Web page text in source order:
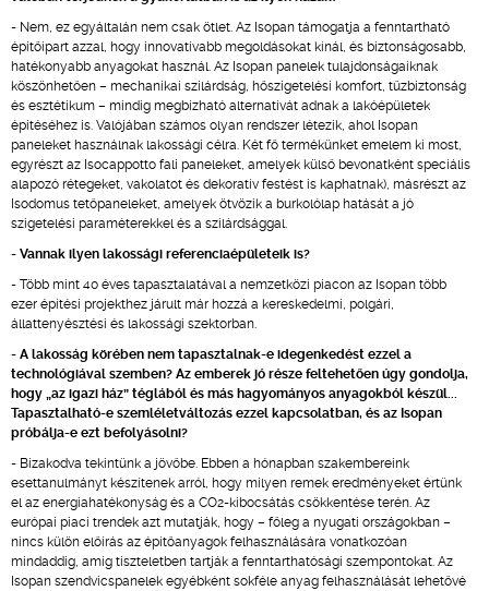
- Nem, ez egyáltalán nem csak ötlet. Az Isopan támogatja a fenntartható
építőipart azzal, hogy innovatívabb megoldásokat kínál, és biztonságosabb,
hatékonyabb anyagokat használ. Az Isopan panelek tulajdonságaiknak
köszönhetően – mechanikai szilárdság, hőszigetelési komfort, tűzbiztonság
és esztétikum – mindig megbízható alternatívát adnak a lakóépületek
építéséhez is. Valójában számos olyan rendszer létezik, ahol Isopan
paneleket használnak lakossági célra. Két fő termékünket emelem ki most,
egyrészt az Isocappotto fali paneleket, amelyek külső bevonatként speciális
alapozó rétegeket, vakolatot és dekoratív festést is kaphatnak), másrészt az
Isodomus tetőpaneleket, amelyek ötvözik a burkolólap hatását a jó
szigetelési paraméterekkel és a szilárdsággal.
- Vannak ilyen lakossági referenciaépületeik is?
- Több mint 40 éves tapasztalatával a nemzetközi piacon az Isopan több
ezer építési projekthez járult már hozzá a kereskedelmi, polgári,
állattenyésztési és lakossági szektorban.
- A lakosság körében nem tapasztalnak-e idegenkedést ezzel a
technológiával szemben? Az emberek jó része feltehetően úgy gondolja,
hogy „az igazi ház” téglából és más hagyományos anyagokból készül...
Tapasztalható-e szemléletváltozás ezzel kapcsolatban, és az Isopan
próbálja-e ezt befolyásolni?
- Bizakodva tekintünk a jövőbe. Ebben a hónapban szakembereink
esettanulmányt készítenek arról, hogy milyen remek eredményeket értünk
el az energiahatékonyság és a CO2-kibocsátás csökkentése terén. Az
európai piaci trendek azt mutatják, hogy – főleg a nyugati országokban –
nincs külön előírás az építőanyagok felhasználására vonatkozóan
mindaddig, amíg tiszteletben tartják a fenntarthatósági szempontokat. Az
Isopan szendvicspanelek egyébként sokféle anyag felhasználását lehetővé